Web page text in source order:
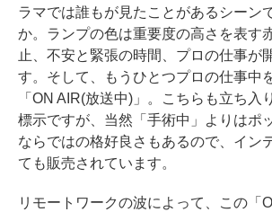
ラマでは誰もが見たことがあるシーン
か。ランプの色は重要度の高さを表す
止、不安と緊張の時間、プロの仕事が
す。そして、もうひとつプロの仕事中
「ON AIR(放送中)」。こちらも立ち入
標示ですが、当然「手術中」よりはポ
ならではの格好良さもあるので、イン
ても販売されています。
リモートワークの波によって、この「